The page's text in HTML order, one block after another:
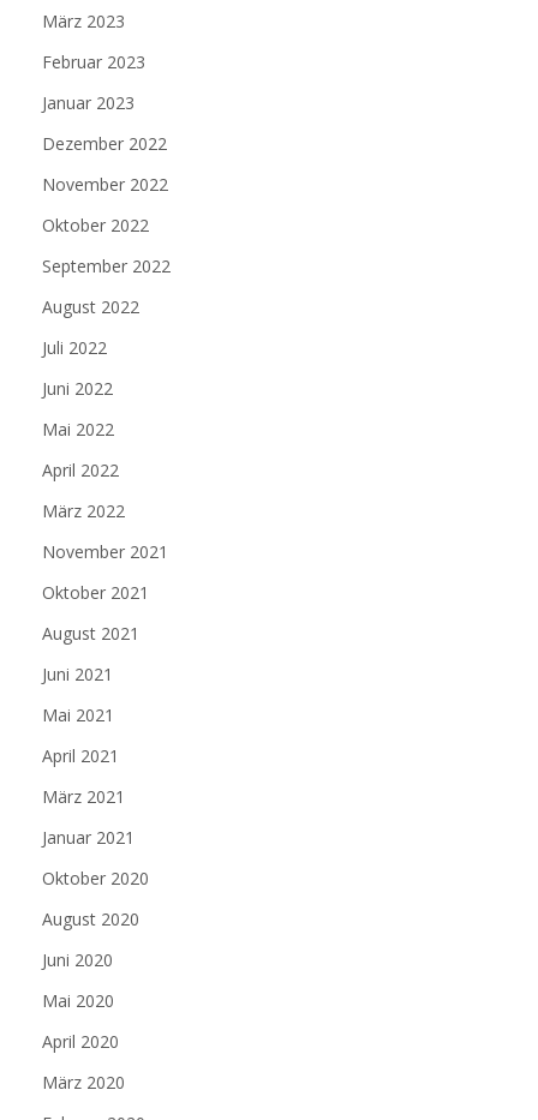
März 2023
Februar 2023
Januar 2023
Dezember 2022
November 2022
Oktober 2022
September 2022
August 2022
Juli 2022
Juni 2022
Mai 2022
April 2022
März 2022
November 2021
Oktober 2021
August 2021
Juni 2021
Mai 2021
April 2021
März 2021
Januar 2021
Oktober 2020
August 2020
Juni 2020
Mai 2020
April 2020
März 2020